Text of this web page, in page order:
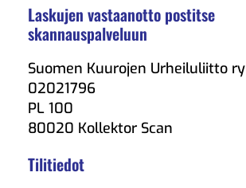
Laskujen vastaanotto postitse
skannauspalveluun
Suomen Kuurojen Urheiluliitto ry
02021796
PL 100
80020 Kollektor Scan
Tilitiedot